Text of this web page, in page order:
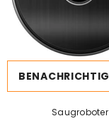
Saugroboter